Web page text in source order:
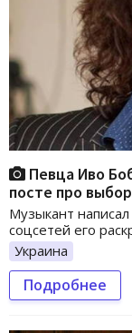
Певца Иво
посте про
Музыкант
соцсетей его
Украина
Подробнее